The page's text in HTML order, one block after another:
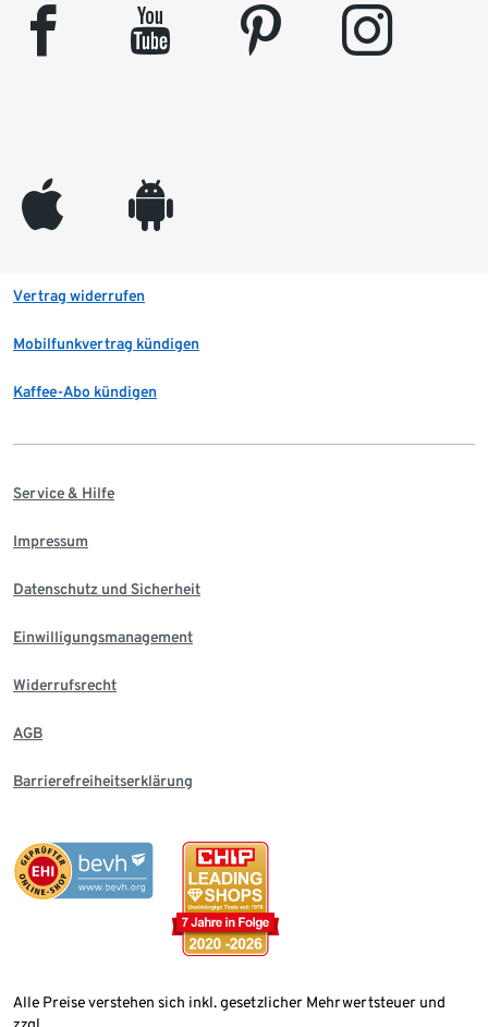
facebook youtube pinterest instagram
appleinc android
Vertrag widerrufen
Mobilfunkvertrag kündigen
Kaffee-Abo kündigen
Service & Hilfe
Impressum
Datenschutz und Sicherheit
Einwilligungsmanagement
Widerrufsrecht
AGB
Barrierefreiheitserklärung
Alle Preise verstehen sich inkl. gesetzlicher Mehrwertsteuer und